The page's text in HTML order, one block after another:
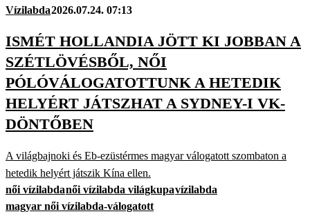
Vízilabda2026.07.24. 07:13
ISMÉT HOLLANDIA JÖTT KI JOBBAN A
SZÉTLÖVÉSBŐL, NŐI
PÓLÓVÁLOGATOTTUNK A HETEDIK
HELYÉRT JÁTSZHAT A SYDNEY-I VK-
DÖNTŐBEN
A világbajnoki és Eb-ezüstérmes magyar válogatott szombaton a
hetedik helyért játszik Kína ellen.
női vízilabdanői vízilabda világkupavízilabda
magyar női vízilabda-válogatott